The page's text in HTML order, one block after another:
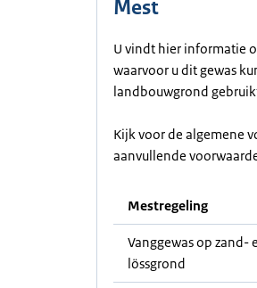
Mest
U vindt hier informatie
waarvoor u dit gewas
landbouwgrond
Kijk voor de algemene
aanvullende
Mestregeling
Vanggewas op zand-
lössgrond